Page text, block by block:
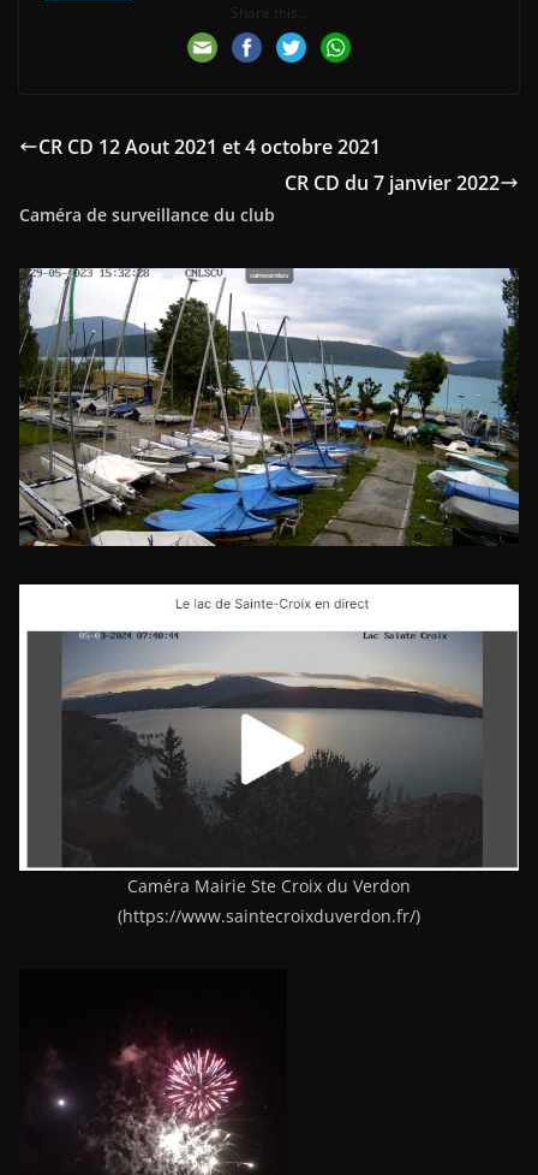
Share this...
CR CD 12 Aout 2021 et 4 octobre 2021
CR CD du 7 janvier 2022
Caméra de surveillance du club
Caméra Mairie Ste Croix du Verdon
(https://www.saintecroixduverdon.fr/)